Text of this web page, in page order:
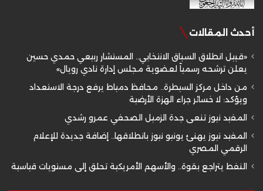
أحدث المقالات
«قبيل انطلاق السباق الانتخابي.. المستشار ربيعي حمدي حسين
يعلن ترشحه رسمياً لعضوية مجلس إدارة نادي رويال»
من داخل مركز السيطرة.. محافظ دمياط يرفع درجة الاستعداد
ويؤكد: لا خسائر جراء الهزة الأرضية
المفيد نيوز تنعى جدة الزميل الصحفي عمرو رشدي
المفيد نيوز يهنئ يونيو نيوز بانطلاقها.. إضافة جديدة للإعلام
الرقمي المصري
النفط يتراجع بقوة.. والأسهم الأمريكية تحلق إلى مستويات قياسية